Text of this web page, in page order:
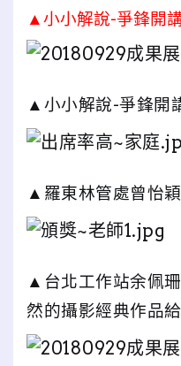
▲小小解說-爭鋒開
▲小小解說-爭鋒開
▲羅東林管處曾怡
▲台北工作站余佩
然的攝影經典作品